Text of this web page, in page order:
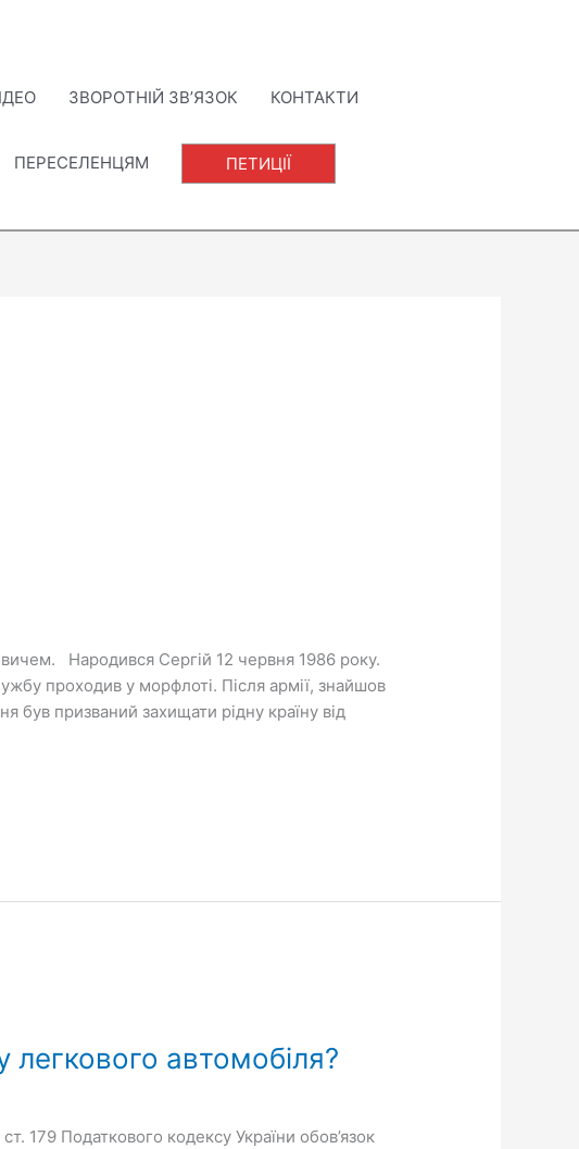
ЗВОРОТНІЙ ЗВ’ЯЗОК КОНТАКТИ
ПЕРЕСЕЛЕНЦЯМ ПЕТИЦІЇ
Народився Сергій 12 червня 1986 року.
проходив у морфлоті. Після армії, знайшов
призваний захищати рідну країну від
автомобіля?
179 Податкового кодексу України обов’язок